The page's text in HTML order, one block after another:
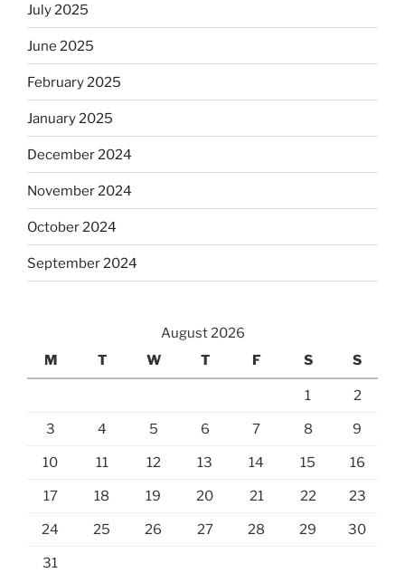
July 2025
June 2025
February 2025
January 2025
December 2024
November 2024
October 2024
September 2024
August 2026
M
T W T F S S
1 2
3 4 5 6 7 8 9
10 11 12 13 14 15 16
17 18 19 20 21 22 23
24 25 26 27 28 29 30
31